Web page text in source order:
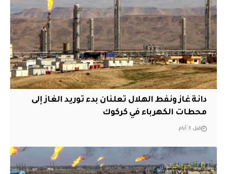
دانة غاز ونفط الهلال تعلنان بدء توريد الغاز إلى
محطات الكهرباء في كركوك
قبل 3 أيام